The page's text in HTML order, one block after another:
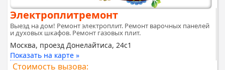
Электроплитремонт
Выезд на дом! Ремонт электроплит. Ремонт варочных панелей
и духовых шкафов. Ремонт газовых плит.
Москва, проезд Донелайтиса, 24с1
Показать на карте »
Стоимость вызова: